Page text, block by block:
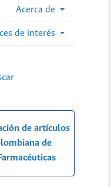
Acerca de
de interés
de artículos
de